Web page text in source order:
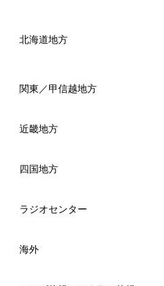
北海道地方
関東／甲信越地方
近畿地方
四国地方
ラジオセンター
海外